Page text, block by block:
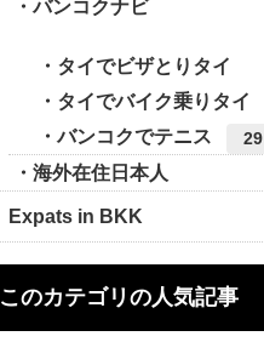
バンコクナビ
タイでビザとりタイ
タイでバイク乗りタイ
バンコクでテニス 29
海外在住日本人
Expats in BKK
このカテゴリの人気記事